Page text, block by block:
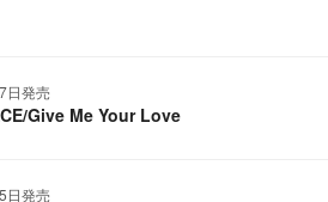
日発売
Give Me Your Love
日発売